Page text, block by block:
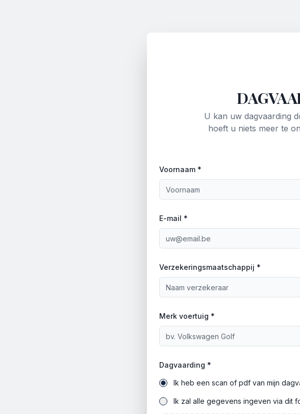
U kan uw dagvaarding
hoeft u niets meer te
Voornaam *
E-mail *
Verzekeringsmaatschappij *
Merk voertuig *
Dagvaarding *
Ik heb een scan of pdf van mijn
Ik zal alle gegevens ingeven via dit